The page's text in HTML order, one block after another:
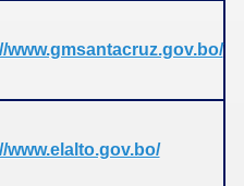
www.gmsantacruz.gov.bo/
www.elalto.gov.bo/